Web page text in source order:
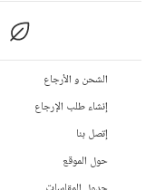
الشحن و الأرجاع
إنشاء طلب الإرجاع
إتصل بنا
حول الموقع